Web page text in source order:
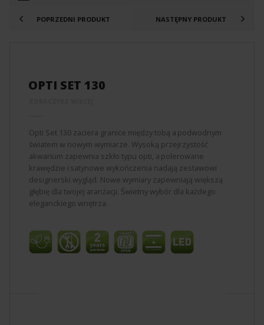
POPRZEDNI PRODUKT NASTĘPNY PRODUKT
OPTI SET 130
Opti Set 130 zaciera granice między tobą a podwodnym
światem w nowym wymiarze. Wysoką przejrzystość
akwarium zapewnia szkło typu opti, a polerowane
krawędzie i satynowe wykończenia nadają zestawowi
designerski wygląd. Nowe wymiary zapewniają większą
głębię dla twojej aranżacji. Świetny wybór dla każdego
eleganckiego wnętrza.